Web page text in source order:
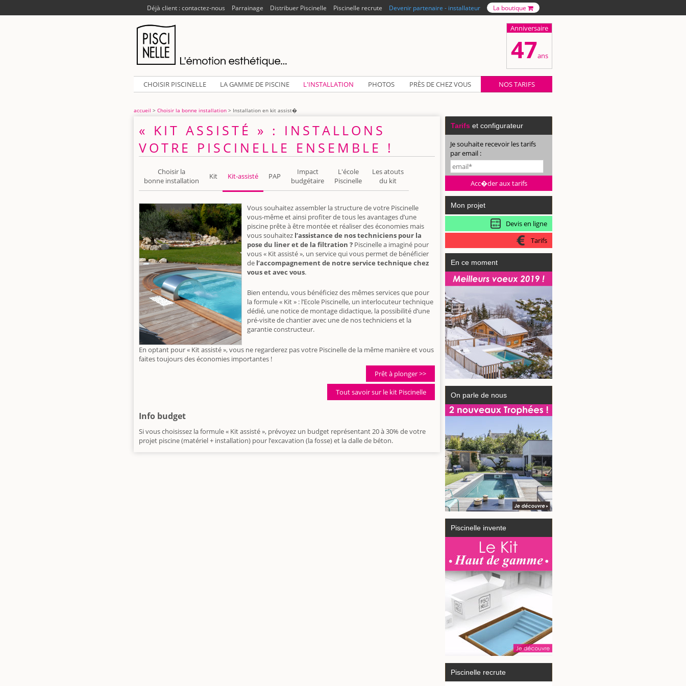
Déjà client : contactez-nous Parrainage Distribuer Piscinelle Piscinelle recrute Devenir partenaire - installateur La boutique
Anniversaire
47ans
CHOISIR PISCINELLE LA GAMME DE PISCINE L'INSTALLATION PHOTOS PRÈS DE CHEZ VOUS NOS TARIFS
accueil > Choisir la bonne installation > Installation en kit assist�
« KIT ASSISTÉ » : INSTALLONS
VOTRE PISCINELLE ENSEMBLE !
Choisir la
bonne installation
Kit Kit-assisté PAP
Impact
budgétaire
L'école
Piscinelle
Les atouts
du kit
Vous souhaitez assembler la structure de votre Piscinelle
vous-même et ainsi profiter de tous les avantages d’une
piscine prête à être montée et réaliser des économies mais
vous souhaitez l’assistance de nos techniciens pour la
pose du liner et de la filtration ? Piscinelle a imaginé pour
vous « Kit assisté », un service qui vous permet de bénéficier
de l’accompagnement de notre service technique chez
vous et avec vous.
Bien entendu, vous bénéficiez des mêmes services que pour
la formule « Kit » : l’Ecole Piscinelle, un interlocuteur technique
dédié, une notice de montage didactique, la possibilité d’une
pré-visite de chantier avec une de nos techniciens et la
garantie constructeur.
En optant pour « Kit assisté », vous ne regarderez pas votre Piscinelle de la même manière et vous
faites toujours des économies importantes !
Prêt à plonger >>
Tout savoir sur le kit Piscinelle
Info budget
Si vous choisissez la formule « Kit assisté », prévoyez un budget représentant 20 à 30% de votre
projet piscine (matériel + installation) pour l’excavation (la fosse) et la dalle de béton.
Tarifs et configurateur
Je souhaite recevoir les tarifs
par email :
Mon projet
Devis en ligne
Tarifs
En ce moment
On parle de nous
Piscinelle invente
Piscinelle recrute